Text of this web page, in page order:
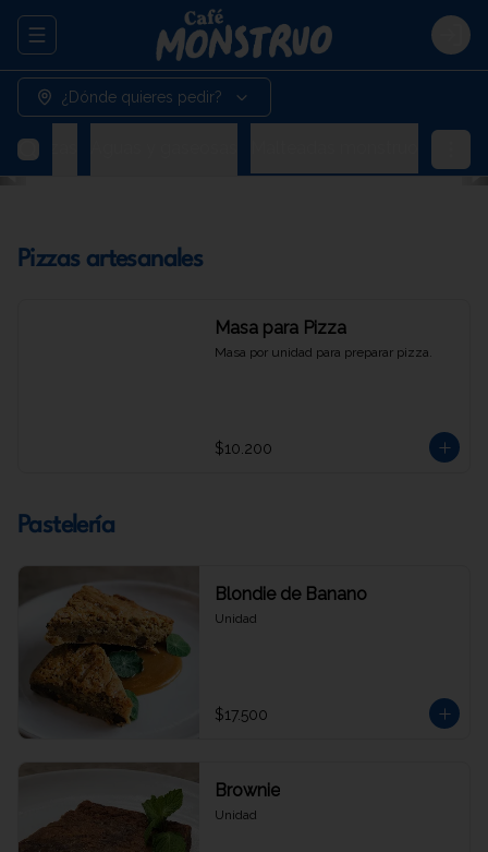
Abrir menu de navegación
¿Dónde quieres pedir?
Cervezas
Pizzas artesanales
Masa para Pizza
Masa por unidad para preparar pizza.
$10.200
Pastelería
Blondie de Banano
Unidad
$17.500
Brownie
Unidad